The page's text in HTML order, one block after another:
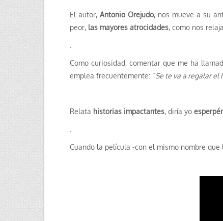
El autor, Antonio Orejudo, nos mueve a su
peor, las mayores atrocidades, como nos
Como curiosidad, comentar que me ha
emplea frecuentemente: “Se te va a regalar el
Relata historias impactantes, diría yo
Cuando la película -con el mismo nombre